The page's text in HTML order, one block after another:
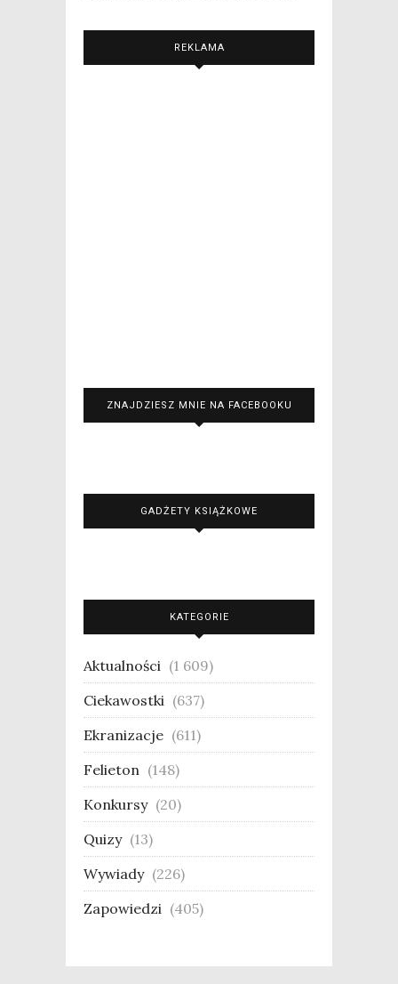
REKLAMA
ZNAJDZIESZ MNIE NA FACEBOOKU
GADŻETY KSIĄŻKOWE
KATEGORIE
Aktualności (1 609)
Ciekawostki (637)
Ekranizacje (611)
Felieton (148)
Konkursy (20)
Quizy (13)
Wywiady (226)
Zapowiedzi (405)